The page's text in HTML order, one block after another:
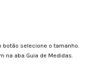
botão selecione o tamanho.
na aba Guia de Medidas.